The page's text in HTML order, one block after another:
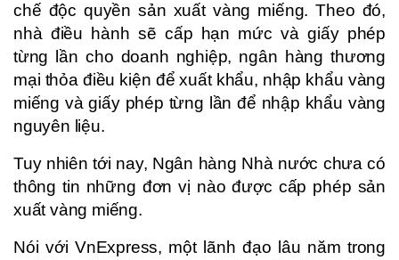
chế độc quyền sản xuất vàng miếng. Theo đó,
nhà điều hành sẽ cấp hạn mức và giấy phép
từng lần cho doanh nghiệp, ngân hàng thương
mại thỏa điều kiện để xuất khẩu, nhập khẩu vàng
miếng và giấy phép từng lần để nhập khẩu vàng
nguyên liệu.
Tuy nhiên tới nay, Ngân hàng Nhà nước chưa có
thông tin những đơn vị nào được cấp phép sản
xuất vàng miếng.
Nói với VnExpress, một lãnh đạo lâu năm trong